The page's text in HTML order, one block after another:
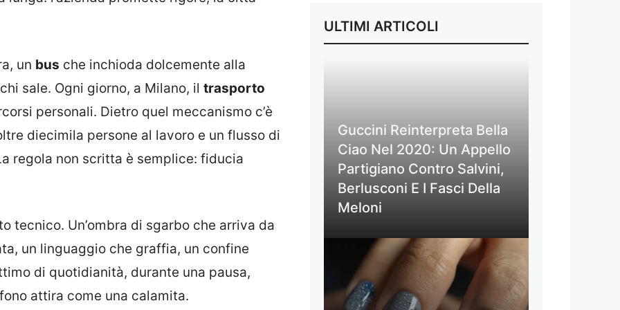
un bus che inchioda dolcemente alla
sale. Ogni giorno, a Milano, il trasporto
personali. Dietro quel meccanismo c’è
diecimila persone al lavoro e un flusso di
regola non scritta è semplice: fiducia
tecnico. Un’ombra di sgarbo che arriva da
un linguaggio che graffia, un confine
di quotidianità, durante una pausa,
attira come una calamita.
ULTIMI ARTICOLI
Guccini Reinterpreta Bella
Ciao Nel 2020: Un Appello
Partigiano Contro Salvini,
Berlusconi E I Fasci Della
Meloni